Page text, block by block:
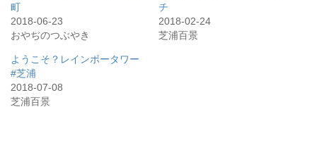
町
2018-06-23
おやぢのつぶやき
チ
2018-02-24
芝浦百景
ようこそ？レインボータワー
#芝浦
2018-07-08
芝浦百景